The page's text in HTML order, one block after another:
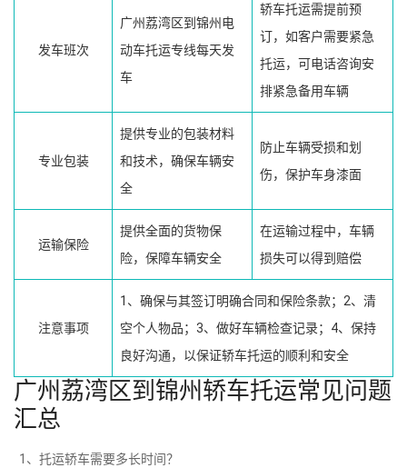
发车班次
广州荔湾区到锦州电
动车托运专线每天发
车
轿车托运需提前预
订，如客户需要紧急
托运，可电话咨询安
排紧急备用车辆
专业包装
提供专业的包装材料
和技术，确保车辆安
全
防止车辆受损和划
伤，保护车身漆面
运输保险
提供全面的货物保
险，保障车辆安全
在运输过程中，车辆
损失可以得到赔偿
注意事项
1、确保与其签订明确合同和保险条款；2、清
空个人物品；3、做好车辆检查记录；4、保持
良好沟通，以保证轿车托运的顺利和安全
广州荔湾区到锦州轿车托运常见问题
汇总
1、托运轿车需要多长时间？